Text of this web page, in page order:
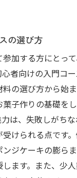
の選び方
加する方にとっ
者向けの入門コ
の選び方から始
子作りの基礎を
は、失敗しがち
けられる点です
ジケーキの膨ら
ます。また、少